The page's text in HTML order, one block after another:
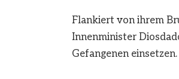
Flankiert von ihrem
Innenminister
Gefangenen einsetzen.